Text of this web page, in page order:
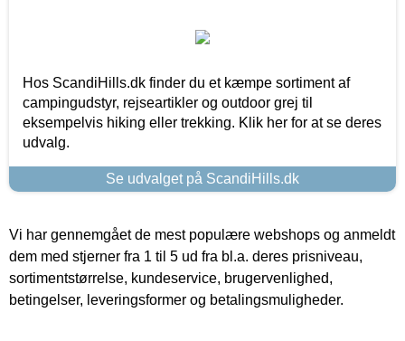
Hos ScandiHills.dk finder du et kæmpe sortiment af
campingudstyr, rejseartikler og outdoor grej til
eksempelvis hiking eller trekking. Klik her for at se deres
udvalg.
Se udvalget på ScandiHills.dk
Vi har gennemgået de mest populære webshops og anmeldt
dem med stjerner fra 1 til 5 ud fra bl.a. deres prisniveau,
sortimentstørrelse, kundeservice, brugervenlighed,
betingelser, leveringsformer og betalingsmuligheder.